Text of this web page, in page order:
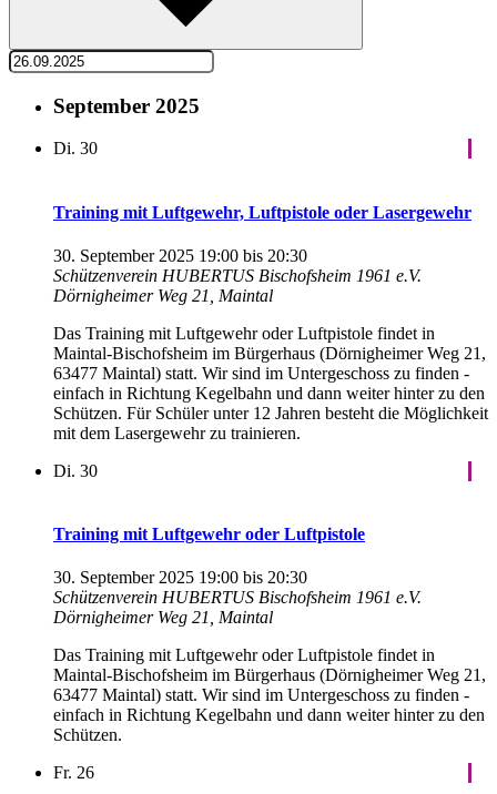
September 2025
Di. 30
Training mit Luftgewehr, Luftpistole oder Lasergewehr
30. September 2025 19:00 bis 20:30
Schützenverein HUBERTUS Bischofsheim 1961 e.V.
Dörnigheimer Weg 21, Maintal
Das Training mit Luftgewehr oder Luftpistole findet in
Maintal-Bischofsheim im Bürgerhaus (Dörnigheimer Weg 21,
63477 Maintal) statt. Wir sind im Untergeschoss zu finden -
einfach in Richtung Kegelbahn und dann weiter hinter zu den
Schützen. Für Schüler unter 12 Jahren besteht die Möglichkeit
mit dem Lasergewehr zu trainieren.
Di. 30
Training mit Luftgewehr oder Luftpistole
30. September 2025 19:00 bis 20:30
Schützenverein HUBERTUS Bischofsheim 1961 e.V.
Dörnigheimer Weg 21, Maintal
Das Training mit Luftgewehr oder Luftpistole findet in
Maintal-Bischofsheim im Bürgerhaus (Dörnigheimer Weg 21,
63477 Maintal) statt. Wir sind im Untergeschoss zu finden -
einfach in Richtung Kegelbahn und dann weiter hinter zu den
Schützen.
Fr. 26